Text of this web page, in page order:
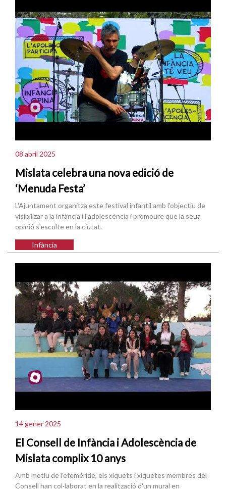
08 abril 2025
Mislata celebra una nova edició de
‘Menuda Festa’
L'Ajuntament organitza este festival infantil amb l'objectiu de
visibilizar a la infància i l'adolescència i promoure que la seua
opinió s'escolte en la ciutat.
Infància
14 gener 2025
El Consell de Infància i Adolescència de
Mislata complix 10 anys
Amb motiu de l'efemèride, els xiquets i xiquetes membres del
Consell han col·laborat en la realització d'un mural en